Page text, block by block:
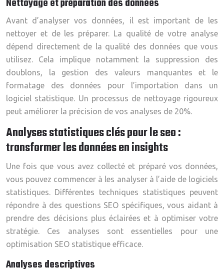
Avant d’analyser vos données, il est important de les
nettoyer et de les préparer. La qualité de votre analyse
dépend directement de la qualité des données que vous
utilisez. Cela implique notamment la suppression des
doublons, la gestion des valeurs manquantes et le
formatage des données pour l’importation dans un
logiciel statistique. Un processus de nettoyage rigoureux
peut améliorer la précision de vos analyses de 20%.
Analyses statistiques clés pour le seo :
transformer les données en insights
Une fois que vous avez collecté et préparé vos données,
vous pouvez commencer à les analyser à l’aide de logiciels
statistiques. Différentes techniques statistiques peuvent
répondre à des questions SEO spécifiques, vous aidant à
prendre des décisions plus éclairées et à optimiser votre
stratégie. Ces analyses sont essentielles pour une
optimisation SEO statistique efficace.
Analyses descriptives